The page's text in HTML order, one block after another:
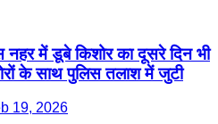
नहर में डूबे किशोर का दूसरे दिन भी
के साथ पुलिस तलाश में जुटी
19, 2026